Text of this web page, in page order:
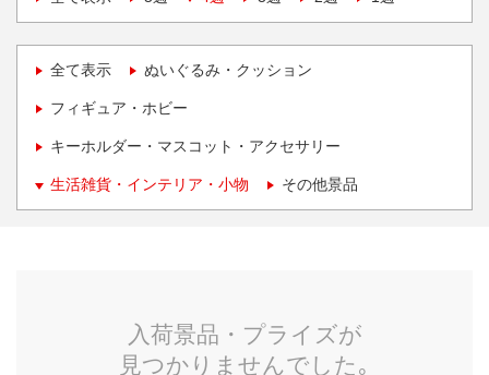
全て表示 ぬいぐるみ・クッション
フィギュア・ホビー
キーホルダー・マスコット・アクセサリー
生活雑貨・インテリア・小物 その他景品